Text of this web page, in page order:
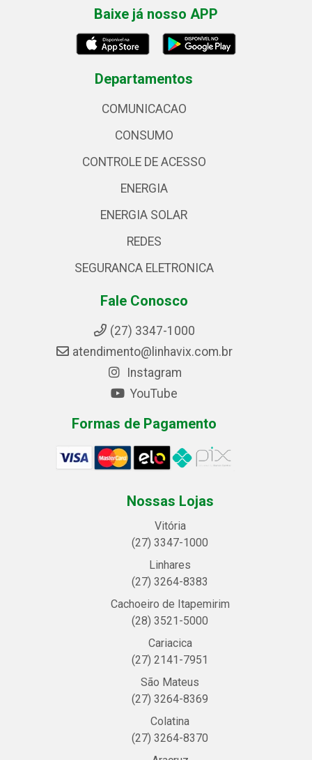
Baixe já nosso APP
Departamentos
COMUNICACAO
CONSUMO
CONTROLE DE ACESSO
ENERGIA
ENERGIA SOLAR
REDES
SEGURANCA ELETRONICA
Fale Conosco
(27) 3347-1000
atendimento@linhavix.com.br
Instagram
YouTube
Formas de Pagamento
Nossas Lojas
Vitória
(27) 3347-1000
Linhares
(27) 3264-8383
Cachoeiro de Itapemirim
(28) 3521-5000
Cariacica
(27) 2141-7951
São Mateus
(27) 3264-8369
Colatina
(27) 3264-8370